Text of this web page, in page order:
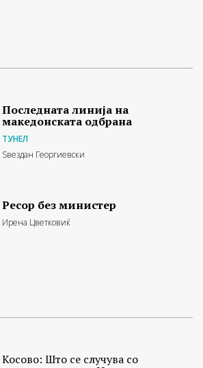
Последната линија на
македонската одбрана
ТУНЕЛ
Ѕвездан Георгиевски
Ресор без министер
Ирена Цветковиќ
Косовo: Што се случува со